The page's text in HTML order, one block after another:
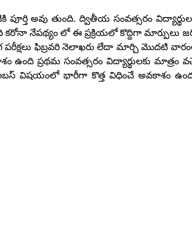
అవు తుంది. ద్వితీయ సంవత్సరం
నేపథ్యం లో ఈ ప్రక్రియలో కొద్దిగా మార్పులు
పరీక్షలు ఫిబ్రవరి నెలాఖరు లేదా మార్చి మొదటి
ఉంది ప్రథమ సంవత్సరం విద్యార్థులకు మాత్రం
విషయంలో భారీగా కొత్త విధించే అవకాశం